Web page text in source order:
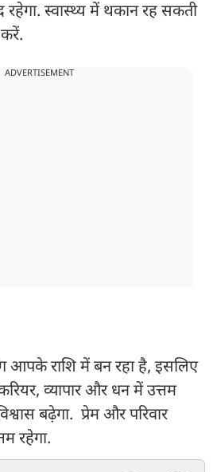
स्वास्थ्य में थकान रह सकती
ADVERTISEMENT
आपके राशि में बन रहा है, इसलिए
व्यापार और धन में उत्तम
बढ़ेगा. प्रेम और परिवार
रहेगा.